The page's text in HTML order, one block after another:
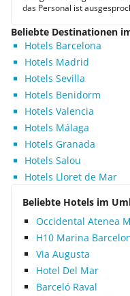
das Personal ist
Beliebte Destinationen
Hotels Barcelona
Hotels Madrid
Hotels Sevilla
Hotels Benidorm
Hotels Valencia
Hotels Málaga
Hotels Granada
Hotels Salou
Hotels Lloret de Mar
Beliebte Hotels im
Occidental Atenea
H10 Marina
Via Augusta
Hotel Del Mar
Barceló Raval